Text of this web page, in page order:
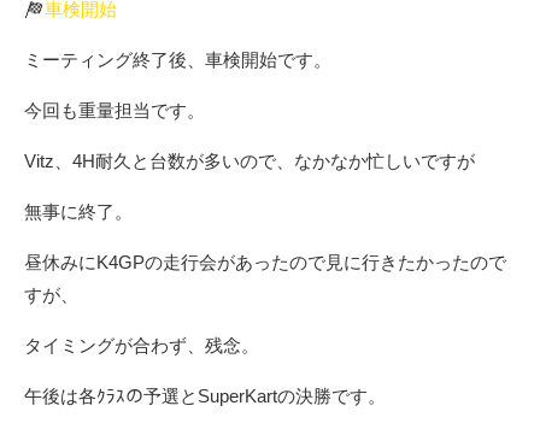
車検開始
ミーティング終了後、車検開始です。
今回も重量担当です。
Vitz、4H耐久と台数が多いので、なかなか忙しいですが
無事に終了。
昼休みにK4GPの走行会があったので見に行きたかったので
すが、
タイミングが合わず、残念。
午後は各ｸﾗｽの予選とSuperKartの決勝です。